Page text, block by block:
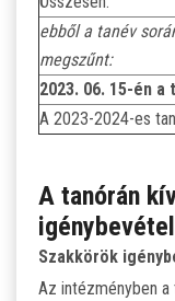
ebből a tanév
megszűnt:
2023. 06. 15-én
A 2023-2024-es
A tanórán
Szakkörök
Az intézményben